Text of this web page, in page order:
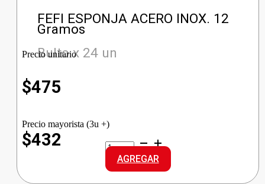
FEFI ESPONJA ACERO INOX. 12
Gramos
Bulto x 24 un
Precio unitario
$475
Precio mayorista (3u +)
$432
FEFI
ESPONJA
ACERO
INOX.
AGREGAR